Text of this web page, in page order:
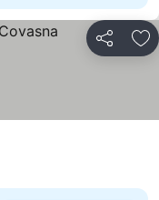
Distribuiți